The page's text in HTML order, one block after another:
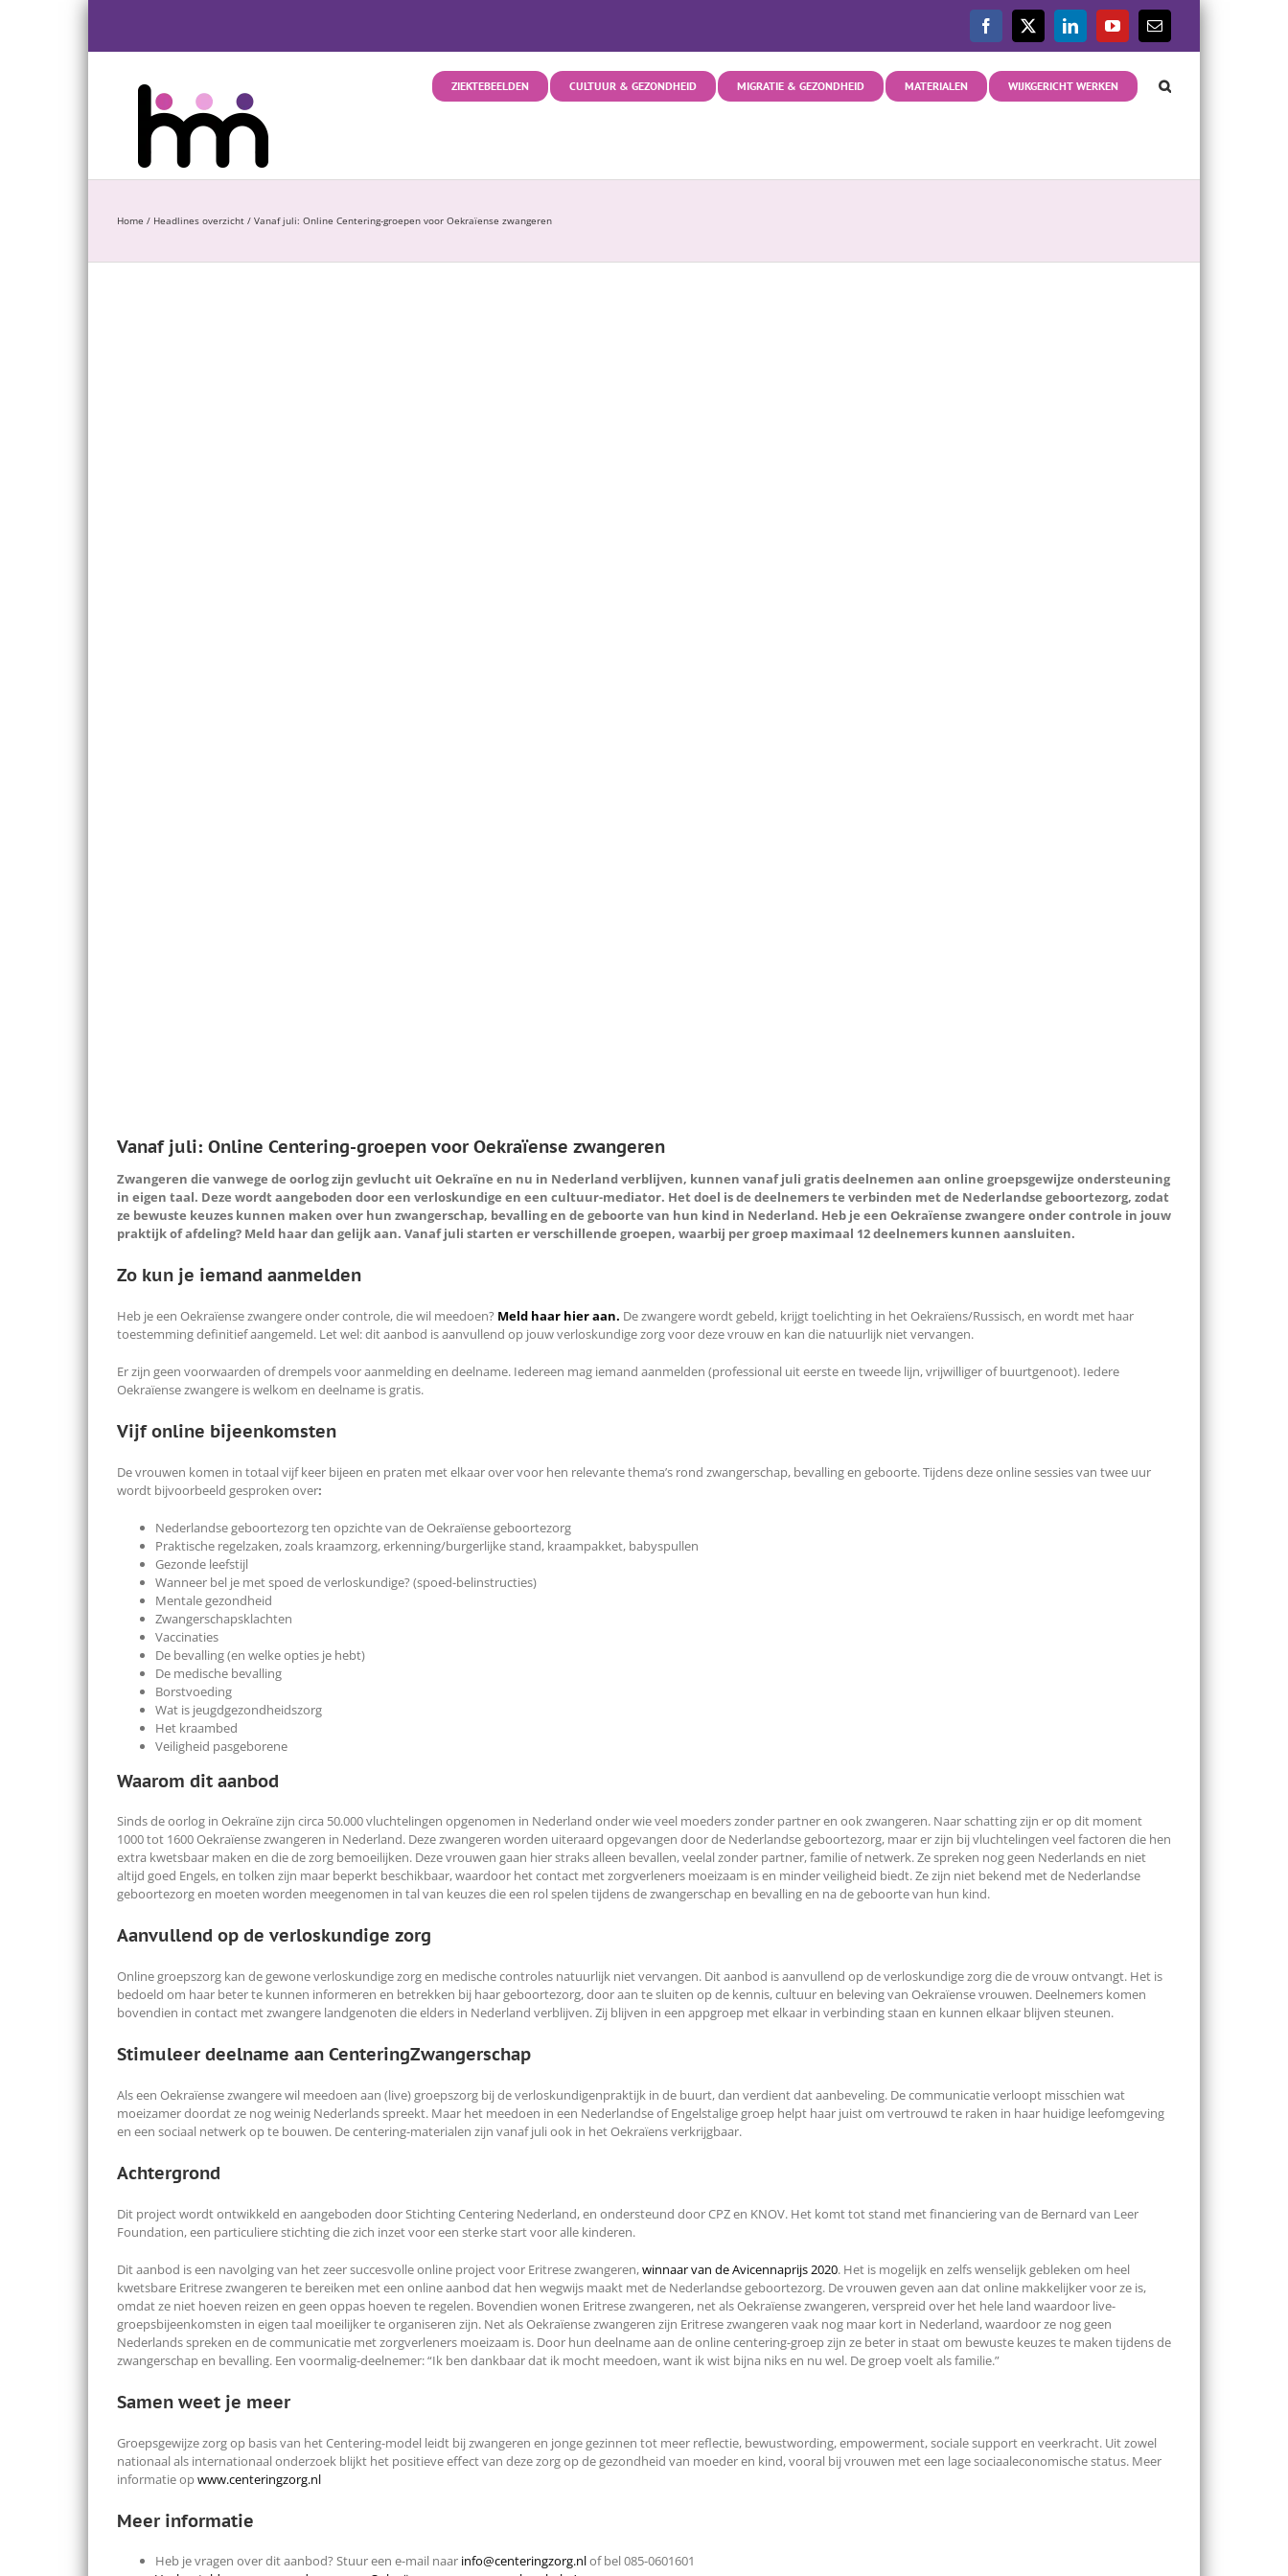
Facebook
X LinkedInYouTube
E-
mail
ZIEKTEBEELDEN CULTUUR & GEZONDHEID MIGRATIE & GEZONDHEID MATERIALEN WIJKGERICHT WERKEN
Home / Headlines overzicht / Vanaf juli: Online Centering-groepen voor Oekraïense zwangeren
Vanaf juli: Online Centering-groepen voor Oekraïense zwangeren
Zwangeren die vanwege de oorlog zijn gevlucht uit Oekraïne en nu in Nederland verblijven, kunnen vanaf juli gratis deelnemen aan online groepsgewijze ondersteuning
in eigen taal. Deze wordt aangeboden door een verloskundige en een cultuur-mediator. Het doel is de deelnemers te verbinden met de Nederlandse geboortezorg, zodat
ze bewuste keuzes kunnen maken over hun zwangerschap, bevalling en de geboorte van hun kind in Nederland. Heb je een Oekraïense zwangere onder controle in jouw
praktijk of afdeling? Meld haar dan gelijk aan. Vanaf juli starten er verschillende groepen, waarbij per groep maximaal 12 deelnemers kunnen aansluiten.
Zo kun je iemand aanmelden
Heb je een Oekraïense zwangere onder controle, die wil meedoen? Meld haar hier aan. De zwangere wordt gebeld, krijgt toelichting in het Oekraïens/Russisch, en wordt met haar
toestemming definitief aangemeld. Let wel: dit aanbod is aanvullend op jouw verloskundige zorg voor deze vrouw en kan die natuurlijk niet vervangen.
Er zijn geen voorwaarden of drempels voor aanmelding en deelname. Iedereen mag iemand aanmelden (professional uit eerste en tweede lijn, vrijwilliger of buurt­genoot). Iedere
Oekraïense zwangere is welkom en deelname is gratis.
Vijf online bijeenkomsten
De vrouwen komen in totaal vijf keer bijeen en praten met elkaar over voor hen relevante thema’s rond zwangerschap, bevalling en geboorte. Tijdens deze online sessies van twee uur
wordt bijvoorbeeld gesproken over:
Nederlandse geboortezorg ten opzichte van de Oekraïense geboortezorg
Praktische regelzaken, zoals kraamzorg, erkenning/burgerlijke stand, kraampakket, babyspullen
Gezonde leefstijl
Wanneer bel je met spoed de verloskundige? (spoed-belinstructies)
Mentale gezondheid
Zwangerschapsklachten
Vaccinaties
De bevalling (en welke opties je hebt)
De medische bevalling
Borstvoeding
Wat is jeugdgezondheidszorg
Het kraambed
Veiligheid pasgeborene
Waarom dit aanbod
Sinds de oorlog in Oekraïne zijn circa 50.000 vluchtelingen opgenomen in Nederland onder wie veel moeders zonder partner en ook zwangeren. Naar schatting zijn er op dit moment
1000 tot 1600 Oekraïense zwangeren in Nederland. Deze zwangeren worden uiteraard opgevangen door de Nederlandse geboortezorg, maar er zijn bij vluchtelingen veel factoren die hen
extra kwetsbaar maken en die de zorg bemoeilijken. Deze vrouwen gaan hier straks alleen bevallen, veelal zonder partner, familie of netwerk. Ze spreken nog geen Nederlands en niet
altijd goed Engels, en tolken zijn maar beperkt beschikbaar, waardoor het contact met zorgverleners moeizaam is en minder veiligheid biedt. Ze zijn niet bekend met de Nederlandse
geboortezorg en moeten worden meegenomen in tal van keuzes die een rol spelen tijdens de zwangerschap en bevalling en na de geboorte van hun kind.
Aanvullend op de verloskundige zorg
Online groepszorg kan de gewone verloskundige zorg en medische controles natuurlijk niet vervangen. Dit aanbod is aanvullend op de verloskundige zorg die de vrouw ontvangt. Het is
bedoeld om haar beter te kunnen informeren en betrekken bij haar geboortezorg, door aan te sluiten op de kennis, cultuur en beleving van Oekraïense vrouwen. Deelnemers komen
bovendien in contact met zwangere landgenoten die elders in Nederland verblijven. Zij blijven in een appgroep met elkaar in verbinding staan en kunnen elkaar blijven steunen.
Stimuleer deelname aan CenteringZwangerschap
Als een Oekraïense zwangere wil meedoen aan (live) groepszorg bij de verloskundigenpraktijk in de buurt, dan verdient dat aanbeveling. De communicatie verloopt misschien wat
moeizamer doordat ze nog weinig Nederlands spreekt. Maar het meedoen in een Nederlandse of Engelstalige groep helpt haar juist om vertrouwd te raken in haar huidige leefomgeving
en een sociaal netwerk op te bouwen. De centering-materialen zijn vanaf juli ook in het Oekraïens verkrijgbaar.
Achtergrond
Dit project wordt ontwikkeld en aangeboden door Stichting Centering Nederland, en ondersteund door CPZ en KNOV. Het komt tot stand met financiering van de Bernard van Leer
Foundation, een particuliere stichting die zich inzet voor een sterke start voor alle kinderen.
Dit aanbod is een navolging van het zeer succesvolle online project voor Eritrese zwangeren,winnaar van de Avicennaprijs 2020. Het is mogelijk en zelfs wenselijk gebleken om heel
kwetsbare Eritrese zwangeren te bereiken met een online aanbod dat hen wegwijs maakt met de Nederlandse geboortezorg. De vrouwen geven aan dat online makkelijker voor ze is,
omdat ze niet hoeven reizen en geen oppas hoeven te regelen. Bovendien wonen Eritrese zwangeren, net als Oekraïense zwangeren, verspreid over het hele land waardoor live-
groepsbijeenkomsten in eigen taal moeilijker te organiseren zijn. Net als Oekraïense zwangeren zijn Eritrese zwangeren vaak nog maar kort in Nederland, waardoor ze nog geen
Nederlands spreken en de communicatie met zorgverleners moeizaam is. Door hun deelname aan de online centering-groep zijn ze beter in staat om bewuste keuzes te maken tijdens de
zwangerschap en bevalling. Een voormalig-deelnemer: “Ik ben dankbaar dat ik mocht meedoen, want ik wist bijna niks en nu wel. De groep voelt als familie.”
Samen weet je meer
Groepsgewijze zorg op basis van het Centering-model leidt bij zwangeren en jonge gezinnen tot meer reflectie, bewustwording, empowerment, so­ciale support en veerkracht. Uit zowel
nationaal als internationaal onderzoek blijkt het positieve effect van deze zorg op de gezondheid van moeder en kind, vooral bij vrouwen met een lage sociaaleconomische status. Meer
informatie opwww.centeringzorg.nl
Meer informatie
Heb je vragen over dit aanbod? Stuur een e-mail naar info@centeringzorg.nlof bel 085-0601601